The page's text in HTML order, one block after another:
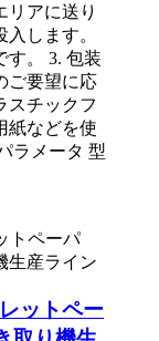
リアに送り
します。
す。 3. 包装
ご要望に応
スチックフ
紙などを使
ラメータ 型
ットペー